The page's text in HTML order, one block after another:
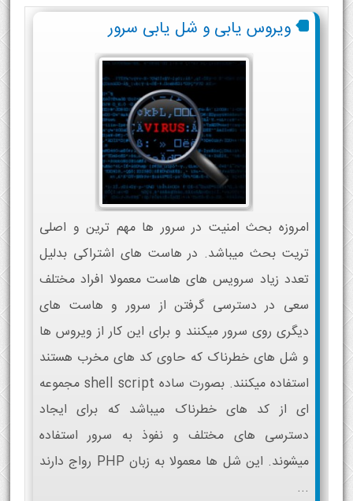
ویروس یابی و شل یابی سرور
امروزه بحث امنیت در سرور ها مهم ترین و اصلی
تریت بحث میباشد. در هاست های اشتراکی بدلیل
تعدد زیاد سرویس های هاست معمولا افراد مختلف
سعی در دسترسی گرفتن از سرور و هاست های
دیگری روی سرور میکنند و برای این کار از ویروس ها
و شل های خطرناک که حاوی کد های مخرب هستند
استفاده میکنند. بصورت ساده shell script مجموعه
ای از کد های خطرناک میباشد که برای ایجاد
دسترسی های مختلف و نفوذ به سرور استفاده
میشوند. این شل ها معمولا به زبان PHP رواج دارند
...